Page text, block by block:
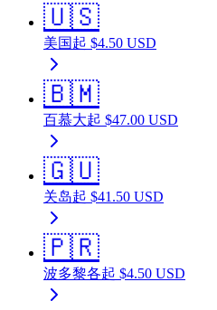
🇺🇸
美国起 $4.50 USD
🇧🇲
百慕大起 $47.00 USD
🇬🇺
关岛起 $41.50 USD
🇵🇷
波多黎各起 $4.50 USD